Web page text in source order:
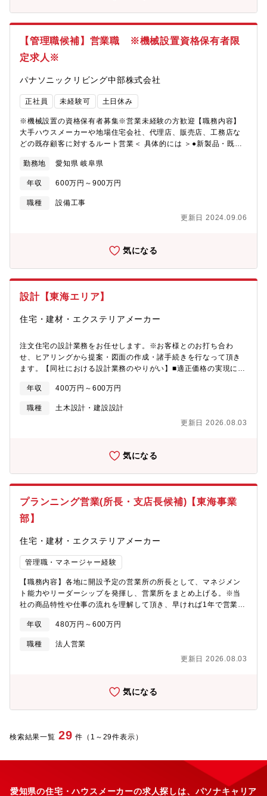
【管理職候補】営業職 ※機械設置資格保有者限
定求人※
パナソニックリビング中部株式会社
正社員 未経験可 土日休み
※機械設置の資格保有者募集※営業未経験の方歓迎【職務内容】
大手ハウスメーカーや地場住宅会社、代理店、販売店、工務店な
どの既存顧客に対するルート営業＜ 具体的には ＞●新製品・既存
発注手配 ●納品 ●アフターサービス受付【募集背景】機械
設置資格保有者が社内で不足しており、人材不足を解消するため
の募集。
勤務地 愛知県 岐阜県
年収 600万円～900万円
職種
設備工事
更新日 2024.09.06
気になる
設計【東海エリア】
住宅・建材・エクステリアメーカー
注文住宅の設計業務をお任せします。※お客様とのお打ち合わ
せ、ヒアリングから提案・図面の作成・諸手続きを行なって頂き
ます。【同社における設計業務のやりがい】■適正価格の実現によ
の高い設備や仕様を提案でき、結果としてお客様に喜ばれるケー
スも多いです。■様々なケースの住まいづくりに携われることがで
き、設計としての真のスキルアップが実現できます。■専門知識を
活かし企業成長を支える積算業務をお願いすることもあります。
年収 400万円～600万円
職種
土木設計・建設設計
更新日 2026.08.03
気になる
プランニング営業(所長・支店長候補)【東海事業
部】
住宅・建材・エクステリアメーカー
管理職・マネージャー経験
【職務内容】各地に開設予定の営業所の所長として、マネジメン
ト能力やリーダーシップを発揮し、営業所をまとめ上げる。※当
社の商品特性や仕事の流れを理解して頂き、早ければ1年で営業所
場されたお客様への接客対応が中心■営業担当が接客からプランニ
ング、見積作成、竣工、お引渡しまでをすべてサポート■価格帯は
1,500万円～2,000万円程度。他社の注文住宅と比較すると低価格
でありながら、デザイン性が優れているので、お客様に提案しや
年収 480万円～600万円
職種
法人営業
更新日 2026.08.03
気になる
検索結果一覧 29 件（1～29件表示）
愛知県の住宅・ハウスメーカーの求人探しは、パソナキャリア